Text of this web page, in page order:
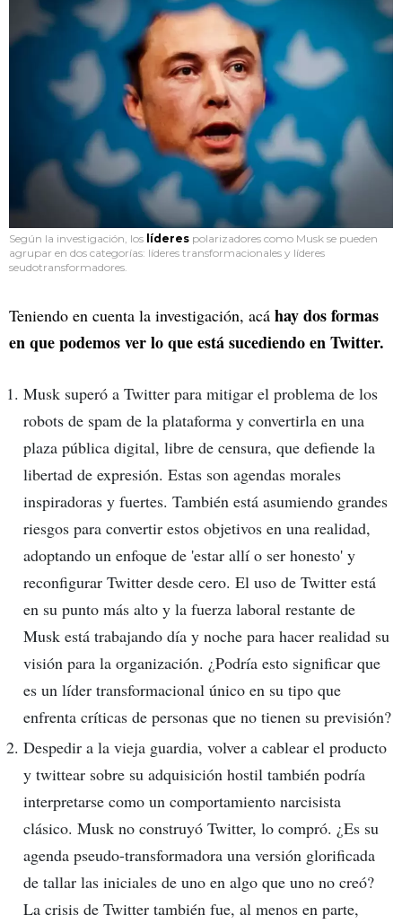
Según la investigación, los líderes polarizadores como Musk se pueden
agrupar en dos categorías: líderes transformacionales y líderes
seudotransformadores.
Teniendo en cuenta la investigación, acá hay dos formas
en que podemos ver lo que está sucediendo en Twitter.
Musk superó a Twitter para mitigar el problema de los
robots de spam de la plataforma y convertirla en una
plaza pública digital, libre de censura, que defiende la
libertad de expresión. Estas son agendas morales
inspiradoras y fuertes. También está asumiendo grandes
riesgos para convertir estos objetivos en una realidad,
adoptando un enfoque de 'estar allí o ser honesto' y
reconfigurar Twitter desde cero. El uso de Twitter está
en su punto más alto y la fuerza laboral restante de
Musk está trabajando día y noche para hacer realidad su
visión para la organización. ¿Podría esto significar que
es un líder transformacional único en su tipo que
enfrenta críticas de personas que no tienen su previsión?
Despedir a la vieja guardia, volver a cablear el producto
y twittear sobre su adquisición hostil también podría
interpretarse como un comportamiento narcisista
clásico. Musk no construyó Twitter, lo compró. ¿Es su
agenda pseudo-transformadora una versión glorificada
de tallar las iniciales de uno en algo que uno no creó?
La crisis de Twitter también fue, al menos en parte,